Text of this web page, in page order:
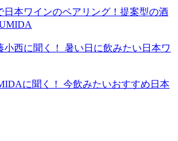
日本ワインのペアリング！提案型の酒
小西に聞く！ 暑い日に飲みたい日本ワ
に聞く！ 今飲みたいおすすめ日本